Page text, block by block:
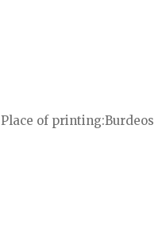
Place of printing Burdeos